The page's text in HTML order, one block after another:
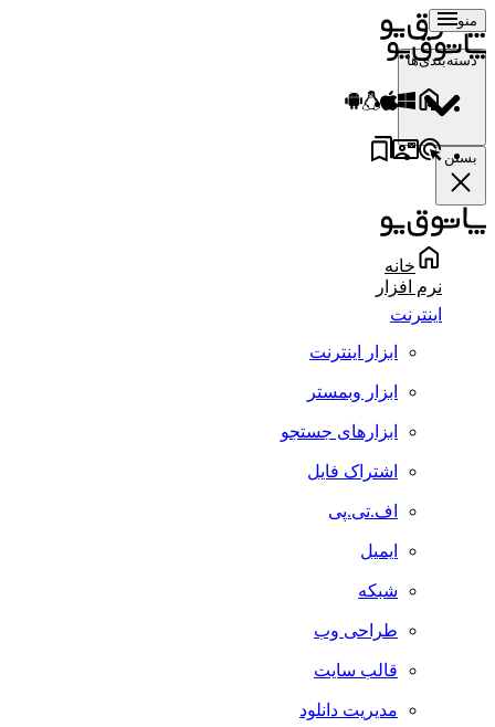
منو
دسته‌بندی‌ها
بستن
خانه
نرم افزار
اینترنت
ابزار اینترنت
ابزار وبمستر
ابزارهای جستجو
اشتراک فایل
اف.تی.پی
ایمیل
شبکه
طراحی وب
قالب سایت
مدیریت دانلود